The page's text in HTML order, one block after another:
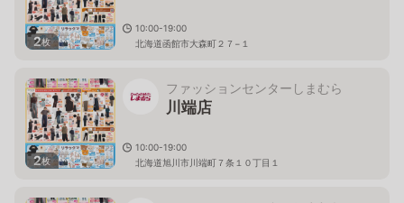
2枚
10:00-19:00
北海道函館市大森町２７−１
2枚
ファッションセンターしまむら
川端店
10:00-19:00
北海道旭川市川端町７条１０丁目１